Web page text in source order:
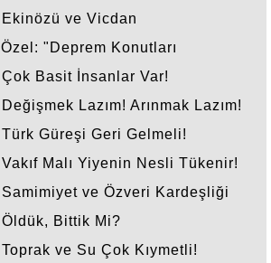
Ekinözü ve Vicdan
Özel: "Deprem Konutları
Çok Basit İnsanlar Var!
Değişmek Lazım! Arınmak Lazım!
Türk Güreşi Geri Gelmeli!
Vakıf Malı Yiyenin Nesli Tükenir!
Samimiyet ve Özveri Kardeşliği
Öldük, Bittik Mi?
Toprak ve Su Çok Kıymetli!